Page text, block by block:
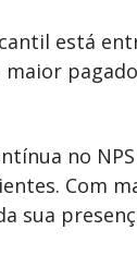
está
no
Com
sua